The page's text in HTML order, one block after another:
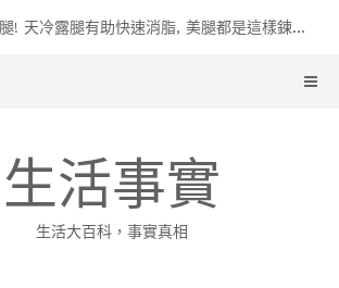
越冷越要露腿! 天冷露腿有助快速消脂, 美腿都是這樣鍊成的
生活事實
生活大百科，事實真相